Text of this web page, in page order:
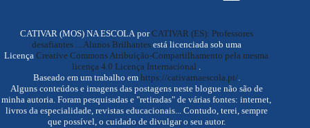
CATIVAR (MOS) NA ESCOLA porCATIVAR (ES): Professores
desafiantes ... Alunos Brilhantesestá licenciada sob uma
LicençaCreative Commons Atribuição-Compartilhamento pela mesma
licença 4.0 Licença Internacional
Baseado em um trabalho em https://cativarnaescola.pt/.
Alguns conteúdos e imagens das postagens neste blogue não são de
minha autoria. Foram pesquisadas e "retiradas" de várias fontes: internet,
livros da especialidade, revistas educacionais... Contudo, terei, sempre
que possível, o cuidado de divulgar o seu autor.